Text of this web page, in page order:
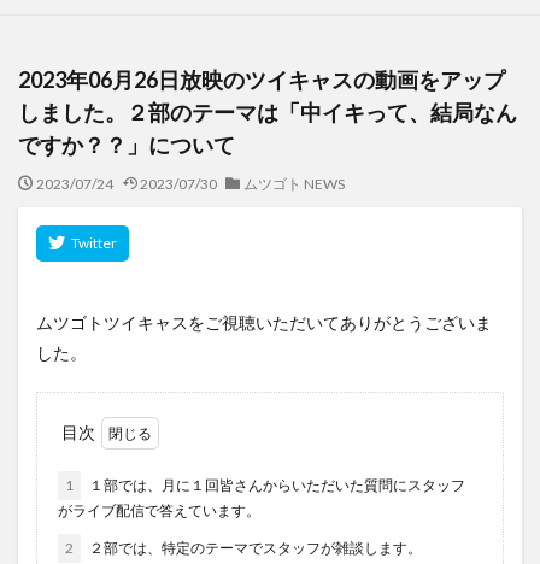
2023年06月26日放映のツイキャスの動画をアップ
しました。２部のテーマは「中イキって、結局なん
ですか？？」について
2023/07/24 2023/07/30 ムツゴト NEWS
ムツゴトツイキャスをご視聴いただいてありがとうございま
した。
目次
1
１部では、月に１回皆さんからいただいた質問にスタッフ
がライブ配信で答えています。
2 ２部では、特定のテーマでスタッフが雑談します。